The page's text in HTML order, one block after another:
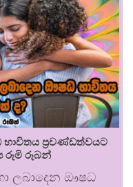
භාවිතය ප්‍රචණ්ඩත්වයට
රූමි රූබන්
ලබාදෙන ඖෂධ